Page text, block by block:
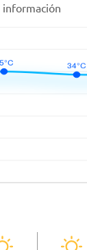
información